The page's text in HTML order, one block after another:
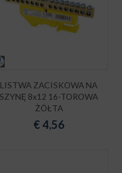
LISTWA ZACISKOWA NA
SZYNĘ 8x12 16-TOROWA
ŻÓŁTA
€4,56